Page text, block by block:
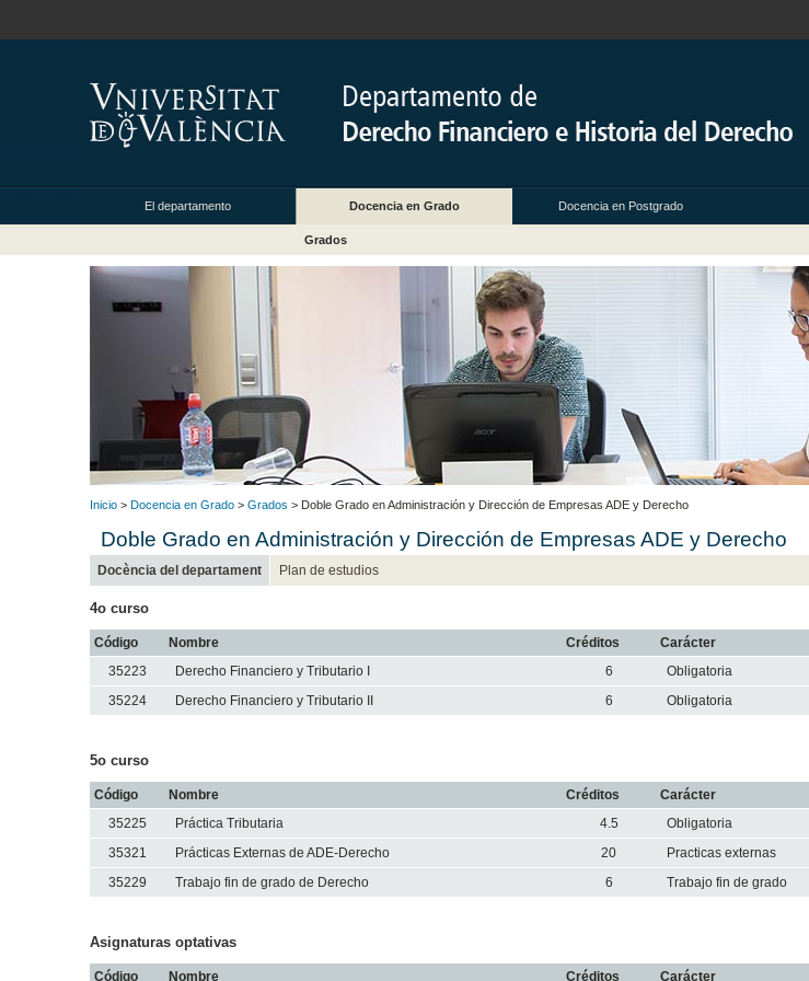
El departamento Docencia en Grado Docencia en Postgrado
Grados
Inicio > Docencia en Grado > Grados > Doble Grado en Administración y Dirección de Empresas ADE y Derecho
Doble Grado en Administración y Dirección de Empresas ADE y Derecho
Docència del departament Plan de estudios
4o curso
Código Nombre Créditos Carácter
35223 Derecho Financiero y Tributario I 6 Obligatoria
35224
Derecho Financiero y Tributario II 6 Obligatoria
5o curso
Código Nombre Créditos Carácter
35225 Práctica Tributaria 4.5 Obligatoria
35321
Prácticas Externas de ADE-Derecho 20 Practicas externas
35229
Trabajo fin de grado de Derecho 6 Trabajo fin de grado
Asignaturas optativas
Código Nombre Créditos Carácter